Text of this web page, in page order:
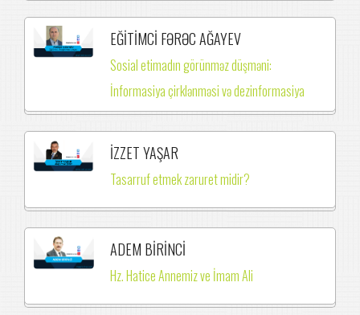
EĞİTİMCİ FƏRƏC AĞAYEV
Sosial etimadın görünməz düşməni:
İnformasiya çirklənməsi və dezinformasiya
İZZET YAŞAR
Tasarruf etmek zaruret midir?
ADEM BİRİNCİ
Hz. Hatice Annemiz ve İmam Ali